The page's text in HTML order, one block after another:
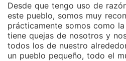
Desde que tengo uso de
este pueblo, somos muy
prácticamente somos como
tiene quejas de nosotros y
todos los de nuestro
un pueblo pequeño, todo el